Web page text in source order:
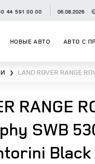
44 591 00 00 06.08.2026
НОВЫЕ АВТО АВТО С
❯ LAND ROVER RANGE
RANGE
SWB
Black